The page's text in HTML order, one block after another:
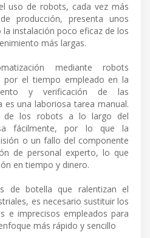
uso de robots, cada vez más
producción, presenta unos
instalación poco eficaz de los
más largas.
mediante robots
por el tiempo empleado en la
y verificación de las
es una laboriosa tarea manual.
de los robots a lo largo del
fácilmente, por lo que la
o un fallo del componente
de personal experto, lo que
en tiempo y dinero.
de botella que ralentizan el
es necesario sustituir los
e imprecisos empleados para
más rápido y sencillo